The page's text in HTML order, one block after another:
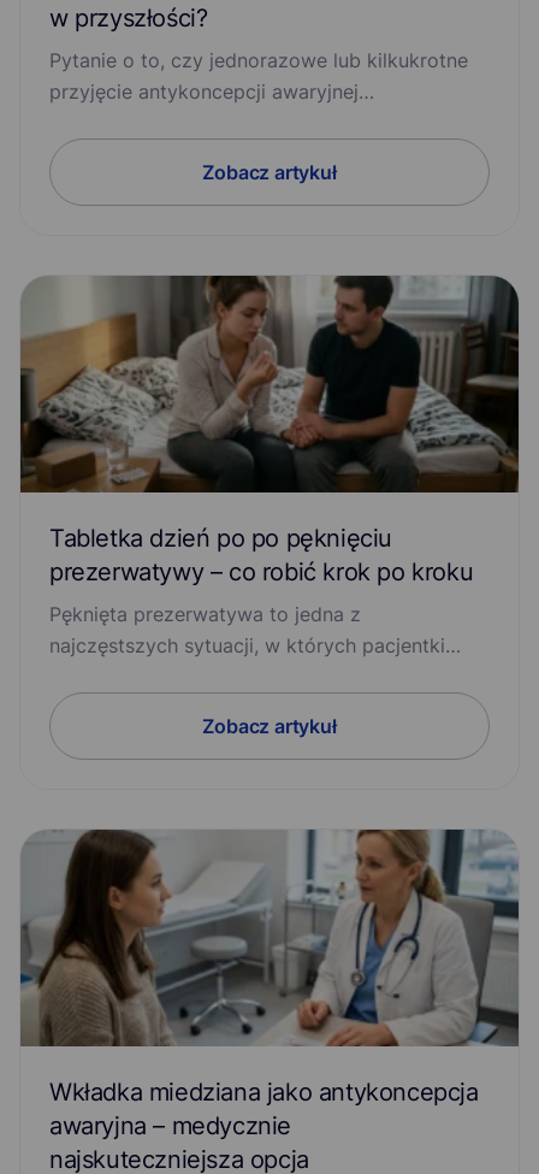
w przyszłości?
Pytanie o to, czy jednorazowe lub kilkukrotne
przyjęcie antykoncepcji awaryjnej…
Zobacz artykuł
Tabletka dzień po po pęknięciu
prezerwatywy – co robić krok po kroku
Pęknięta prezerwatywa to jedna z
najczęstszych sytuacji, w których pacjentki…
Zobacz artykuł
Wkładka miedziana jako antykoncepcja
awaryjna – medycznie
najskuteczniejsza opcja